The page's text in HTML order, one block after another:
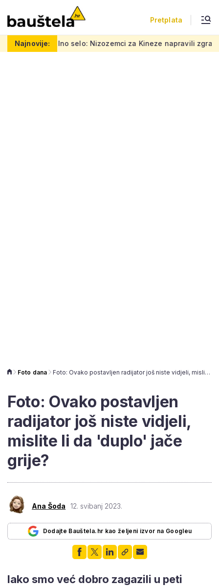
Pretplata
Najnovije:
selo: Nizozemci za Kineze napravili zgradu koja pomiče
Foto dana Foto: Ovako postavljen radijator još niste vidjeli, mislite li da 'duplo' jače grije?
Foto: Ovako postavljen
radijator još niste vidjeli,
mislite li da 'duplo' jače
grije?
Ana Šoda 12. svibanj 2023.
Dodajte Bauštela.hr kao željeni izvor na Googleu
Iako smo već dobro zagazili u peti